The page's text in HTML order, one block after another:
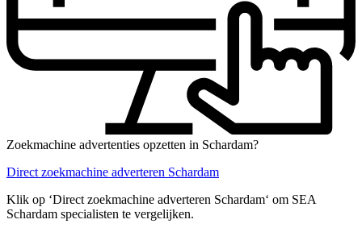
Zoekmachine advertenties opzetten in Schardam?
Direct zoekmachine adverteren Schardam
Klik op ‘Direct zoekmachine adverteren Schardam‘ om SEA
Schardam specialisten te vergelijken.